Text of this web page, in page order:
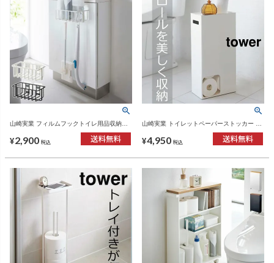
山崎実業 フィルムフックトイレ用品収納ラ
ック タワー tower | トイレ雑貨・タワーシリ
ーズ
¥2,900 税込
山崎実業 トイレットペーパーストッカー タ
ワー tower | トイレ雑貨・タワーシリーズ
¥4,950 税込